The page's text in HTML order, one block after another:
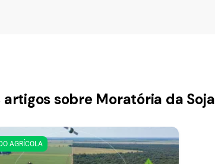
sobre Moratória da Soja
AGRÍCOLA